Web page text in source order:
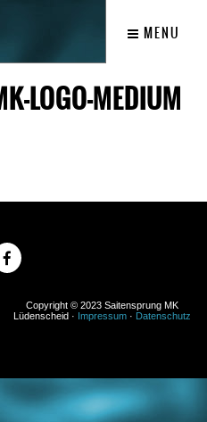
MENU
LOGO-MEDIUM
Copyright © 2023 Saitensprung MK
Lüdenscheid · Impressum· Datenschutz